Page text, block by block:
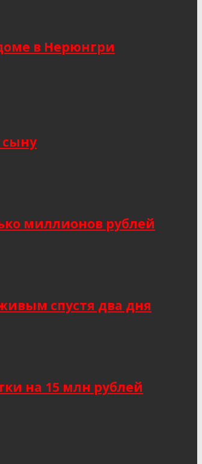
в Нерюнгри
сыну
миллионов рублей
спустя два дня
на 15 млн рублей